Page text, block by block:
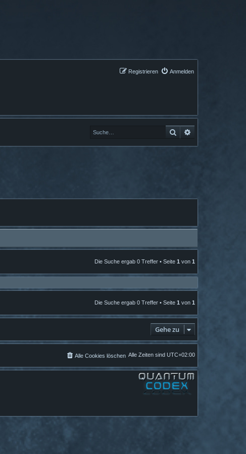
Anmelden
Registrieren
Suche
Die Suche ergab 0 Treffer • Seite 1 von 1
Die Suche ergab 0 Treffer • Seite 1 von 1
Gehe zu
Alle Zeiten sind UTC+02:00
Alle Cookies löschen